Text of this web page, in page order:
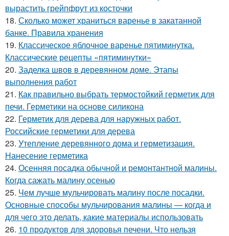
вырастить грейпфрут из косточки
18. Сколько может храниться варенье в закатанной
банке. Правила хранения
19. Классическое яблочное варенье пятиминутка.
Классические рецепты «пятиминутки»
20. Заделка швов в деревянном доме. Этапы
выполнения работ
21. Как правильно выбрать термостойкий герметик для
печи. Герметики на основе силикона
22. Герметик для дерева для наружных работ.
Российские герметики для дерева
23. Утепление деревянного дома и герметизация.
Нанесение герметика
24. Осенняя посадка обычной и ремонтантной малины.
Когда сажать малину осенью
25. Чем лучше мульчировать малину после посадки.
Основные способы мульчирования малины — когда и
для чего это делать, какие материалы использовать
26. 10 продуктов для здоровья печени. Что нельзя